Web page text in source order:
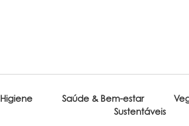
Saúde & Bem-estar
Sustentáveis